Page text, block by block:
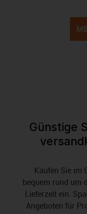
Günstige
Kaufen Sie im
bequem rund um
Lieferzeit ein.
Angeboten für